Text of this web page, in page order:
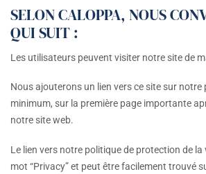
SELON CALOPPA, NOUS
QUI SUIT :
Les utilisateurs peuvent visiter notre site de
Nous ajouterons un lien vers ce site sur notre
minimum, sur la première page importante
notre site web.
Le lien vers notre politique de protection de la
mot “Privacy” et peut être facilement trouvé